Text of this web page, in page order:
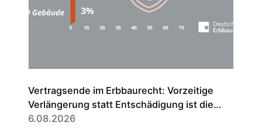
Vertragsende im Erbbaurecht: Vorzeitige
Verlängerung statt Entschädigung ist die
Regel
6.08.2026